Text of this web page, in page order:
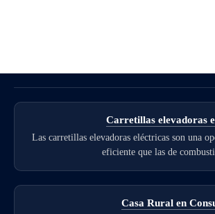
Carretillas elevadoras
Las carretillas elevadoras eléctricas son una
eficiente que las de
Casa Rural en